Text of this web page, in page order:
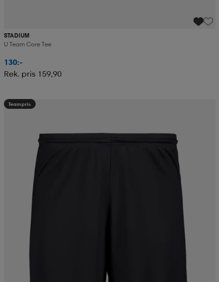
STADIUM
U Team Core Tee
130:-
Rek. pris 159,90
Teampris